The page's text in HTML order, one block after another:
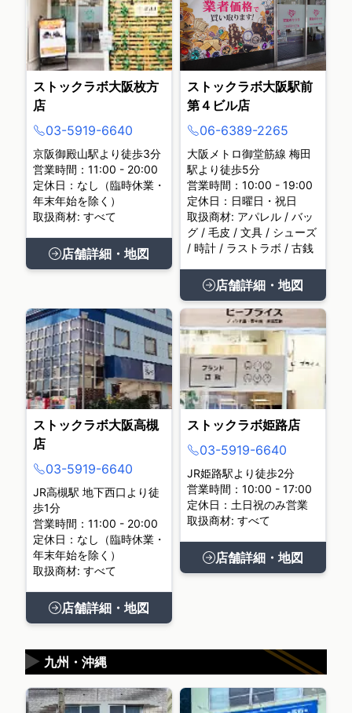
ストックラボ大阪枚方
店
03-5919-6640
京阪御殿山駅より徒歩3分
営業時間：11:00 - 20:00
定休日：なし（臨時休業・
年末年始を除く）
取扱商材: すべて
店舗詳細・地図
ストックラボ大阪駅前
第４ビル店
06-6389-2265
大阪メトロ御堂筋線 梅田
駅より徒歩5分
営業時間：10:00 - 19:00
定休日：日曜日・祝日
取扱商材: アパレル / バッ
グ / 毛皮 / 文具 / シューズ
/ 時計 / ラストラボ / 古銭
店舗詳細・地図
ストックラボ大阪高槻
店
03-5919-6640
JR高槻駅 地下西口より徒
歩1分
営業時間：11:00 - 20:00
定休日：なし（臨時休業・
年末年始を除く）
取扱商材: すべて
店舗詳細・地図
ストックラボ姫路店
03-5919-6640
JR姫路駅より徒歩2分
営業時間：10:00 - 17:00
定休日：土日祝のみ営業
取扱商材: すべて
店舗詳細・地図
九州・沖縄
▶